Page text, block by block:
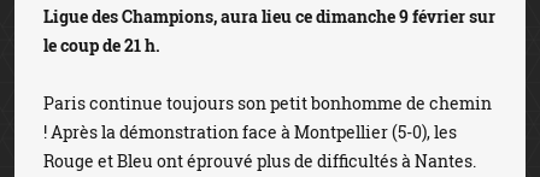
Ligue des Champions, aura lieu ce dimanche 9 février sur
le coup de 21 h.
Paris continue toujours son petit bonhomme de chemin
! Après la démonstration face à Montpellier (5-0), les
Rouge et Bleu ont éprouvé plus de difficultés à Nantes.